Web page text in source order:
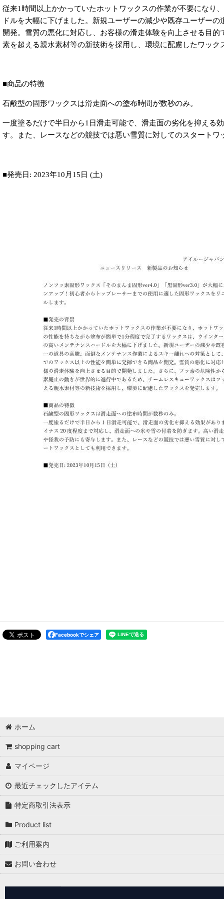
従来1時間以上かかっていたホットワックスの作業が不要になり
ドルを大幅に下げました。新規ユーザーの減少や既存ユーザー
開発。雪質の悪化に対応し、お客様の滑走体験を向上させる目
素を超える親水素材等の新技術を採用し、環境に配慮したワック
■商品の特徴
石鹸型の固形ワックスは滑走面への塗布時間が数秒のみ。
一度塗るだけで半日から1日滑走可能で、滑走面の劣化を抑える
す。また、レースなどの競技では悪い雪質に対してのスタートワ
■発売日: 2023年10月15日 (土)
Facebookでシェア
ホーム
shopping cart
マイページ
最近チェックしたアイテム
特定商取引法表示
Product list
ご利用案内
お問い合わせ